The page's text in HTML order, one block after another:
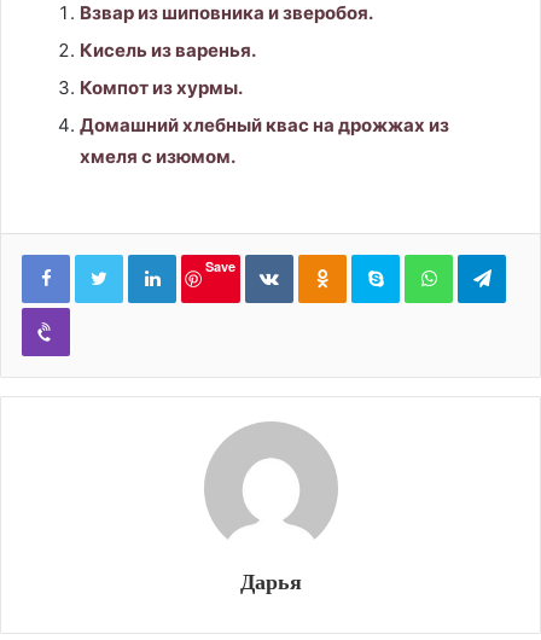
Взвар из шиповника и зверобоя.
Кисель из варенья.
Компот из хурмы.
Домашний хлебный квас на дрожжах из
хмеля с изюмом.
LinkedIn
Save
ВконтактеОдноклассники
Skype WhatsApp
Viber
Дарья